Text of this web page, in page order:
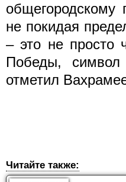
не покидая
– это не просто
Победы,
отметил
Читайте также: